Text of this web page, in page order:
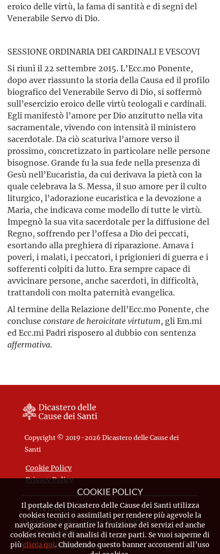
eroico delle virtù, la fama di santità e di segni del
Venerabile Servo di Dio.
SESSIONE ORDINARIA DEI CARDINALI E VESCOVI
Si riunì il 22 settembre 2015. L’Ecc.mo Ponente,
dopo aver riassunto la storia della Causa ed il profilo
biografico del Venerabile Servo di Dio, si soffermò
sull’esercizio eroico delle virtù teologali e cardinali.
Egli manifestò l’amore per Dio anzitutto nella vita
sacramentale, vivendo con intensità il ministero
sacerdotale. Da ciò scaturiva l’amore verso il
prossimo, concretizzato in particolare nelle persone
bisognose. Grande fu la sua fede nella presenza di
Gesù nell’Eucaristia, da cui derivava la pietà con la
quale celebrava la S. Messa, il suo amore per il culto
liturgico, l’adorazione eucaristica e la devozione a
Maria, che indicava come modello di tutte le virtù.
Impegnò la sua vita sacerdotale per la diffusione del
Regno, soffrendo per l’offesa a Dio dei peccati,
esortando alla preghiera di riparazione. Amava i
poveri, i malati, i peccatori, i prigionieri di guerra e i
sofferenti colpiti da lutto. Era sempre capace di
avvicinare persone, anche sacerdoti, in difficoltà,
trattandoli con molta paternità evangelica.
Al termine della Relazione dell’Ecc.mo Ponente, che
concluse constare de heroicitate virtutum, gli Em.mi
ed Ecc.mi Padri risposero al dubbio con sentenza
affermativa.
Copyright © 2019-2026 Dicastero delle Cause dei
Santi
Cookie Policy
Privacy Policy
CONTATTI
Piazza Pio XII, 10 - 00120 Città del Vaticano
Tel. +39.06.698.842.44
Emailinfo@causesanti.va
COOKIE POLICY
Il portale del Dicastero delle Cause dei Santi utilizza
cookies tecnici o assimilati per rendere più agevole la
navigazione e garantire la fruizione dei servizi ed anche
cookies tecnici e di analisi di terze parti. Se vuoi saperne di
piùclicca qui. Chiudendo questo banner acconsenti all’uso